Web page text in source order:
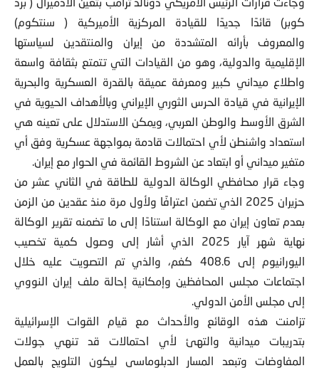
كوبر) قائدًا جديدًا للقيادة المركزية الأميركية ( سنتكوم)
والمعروف بأرائه المتشددة من إيران والمنتقدين لسياستها
الإقليمية والدولية، وهو من القيادات التي تتمتع بثقافة واسعة
واطلاع ميداني كبير ومعرفة عميقة بالقدرة العسكرية والبحرية
الإيرانية في قيادة الحرس الثوري الإيراني وبالأهداف الحيوية في
الشرق الأوسط والوطن العربي، ويمكن الاستدلال على تعينه هي
استعداد واشنطن لأي احتمالات قادمة بمواجهة عسكرية وفق أي
متغير ميداني أو ابتعاد عن الشروط القائمة في الحوار مع إيران.
وجاء قرار محافظي الوكالة الدولية للطاقة في الثاني عشر من
حزيران 2025 الذي تضمن اعترافًا ولأول مرة منذ عقدين من الزمن
بعدم تعاون إيران مع الوكالة استنادًا إلى ما تضمنه تقرير الوكالة
نهاية شهر آيار 2025 الذي أشار إلى وصول كمية تخصيب
اليورانيوم إلى 408.6 كغم، والذي تم التصويت عليه خلال
اجتماعات مجلس المحافظين وإمكانية إحالة ملف إيران النووي
إلى مجلس الأمن الدولي.
تزامنت هذه الوقائع والأحداث مع قيام القوات الإسرائيلية
بتدريبات ميدانية والتهئ لأي احتمالات قد تنهي جولات
المفاوضات وتبعد المسار الدبلوماسي ليكون التلويح بالعمل